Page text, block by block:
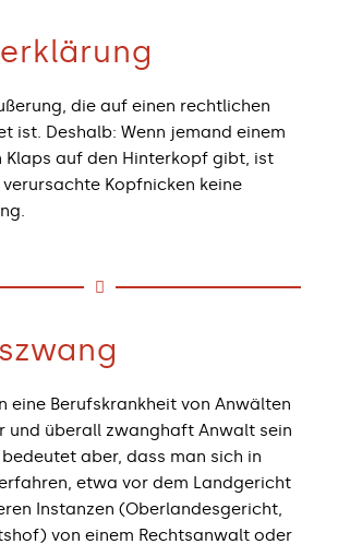
die auf einen rechtlichen
ist. Deshalb: Wenn jemand einem
Klaps auf den Hinterkopf gibt, ist
Kopfnicken keine
eine Berufskrankheit von Anwälten
und überall zwanghaft Anwalt sein
bedeutet aber, dass man sich in
etwa vor dem Landgericht
Instanzen (Oberlandesgericht,
von einem Rechtsanwalt oder